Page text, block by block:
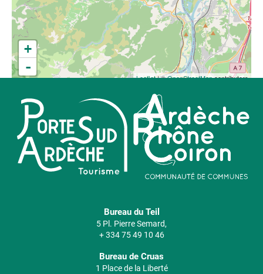
+
-
Leaflet| ©OpenStreetMapcontributors
Bureau du Teil
5 Pl. Pierre Semard,
+ 334 75 49 10 46
Bureau de Cruas
1 Place de la Liberté